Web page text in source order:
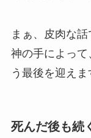
まぁ、皮肉な
神の手によっ
う最後を迎えま
死んだ後も続